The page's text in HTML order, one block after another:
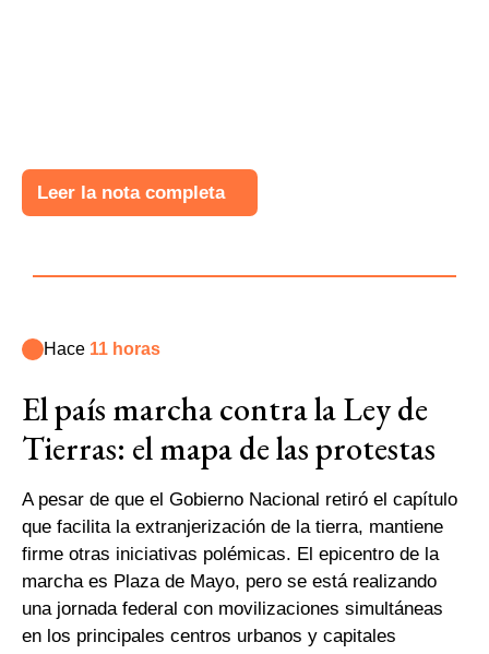
Leer la nota completa
Hace 11 horas
El país marcha contra la Ley de
Tierras: el mapa de las protestas
A pesar de que el Gobierno Nacional retiró el capítulo
que facilita la extranjerización de la tierra, mantiene
firme otras iniciativas polémicas. El epicentro de la
marcha es Plaza de Mayo, pero se está realizando
una jornada federal con movilizaciones simultáneas
en los principales centros urbanos y capitales